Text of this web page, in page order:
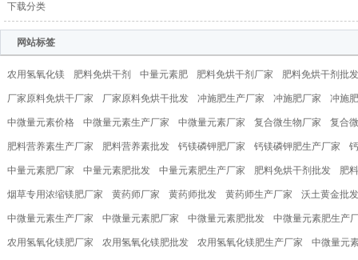
下载分类
网站标签
农用氢氧化镁 肥料免烘干剂 中量元素肥 肥料免烘干剂厂家 肥料免烘干剂批发
厂家原料免烘干厂家 厂家原料免烘干批发 冲施肥生产厂家 冲施肥厂家 冲施
中微量元素价格 中微量元素生产厂家 中微量元素厂家 复合微生物厂家 复合
肥料营养素生产厂家 肥料营养素批发 钙镁磷钾肥厂家 钙镁磷钾肥生产厂家
中量元素肥厂家 中量元素肥批发 中量元素肥生产厂家 肥料免烘干剂批发 肥
烟草专用浓缩镁肥厂家 黄药师厂家 黄药师批发 黄药师生产厂家 沃土黄金批发
中微量元素生产厂家 中微量元素肥厂家 中微量元素肥批发 中微量元素肥生产
农用氢氧化镁肥厂家 农用氢氧化镁肥批发 农用氢氧化镁肥生产厂家 中微量元